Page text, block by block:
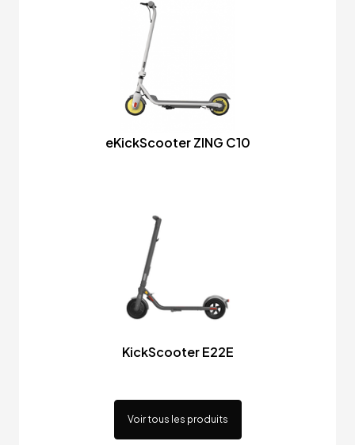
eKickScooter ZING C10
KickScooter E22E
Voir tous les produits